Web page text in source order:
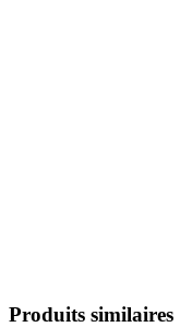
Produits similaires